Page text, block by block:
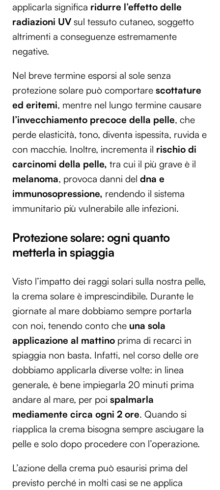
applicarla significa ridurre l’effetto delle
radiazioni UV sul tessuto cutaneo, soggetto
altrimenti a conseguenze estremamente
negative.
Nel breve termine esporsi al sole senza
protezione solare può comportare scottature
ed eritemi, mentre nel lungo termine causare
l’invecchiamento precoce della pelle, che
perde elasticità, tono, diventa ispessita, ruvida e
con macchie. Inoltre, incrementa il rischio di
carcinomi della pelle, tra cui il più grave è il
melanoma, provoca danni del dna e
immunosopressione, rendendo il sistema
immunitario più vulnerabile alle infezioni.
Protezione solare: ogni quanto
metterla in spiaggia
Visto l’impatto dei raggi solari sulla nostra pelle,
la crema solare è imprescindibile. Durante le
giornate al mare dobbiamo sempre portarla
con noi, tenendo conto che una sola
applicazione al mattino prima di recarci in
spiaggia non basta. Infatti, nel corso delle ore
dobbiamo applicarla diverse volte: in linea
generale, è bene impiegarla 20 minuti prima
andare al mare, per poi spalmarla
mediamente circa ogni 2 ore. Quando si
riapplica la crema bisogna sempre asciugare la
pelle e solo dopo procedere con l’operazione.
L’azione della crema può esaurisi prima del
previsto perché in molti casi se ne applica